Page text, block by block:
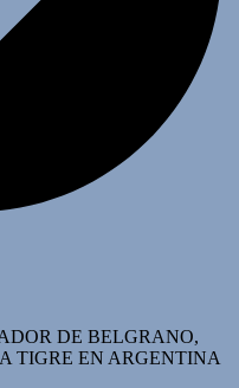
DE BELGRANO,
TIGRE EN ARGENTINA